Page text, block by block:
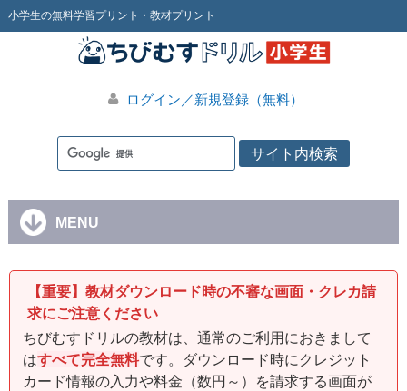
小学生の無料学習プリント・教材プリント
ログイン／新規登録（無料）
MENU
【重要】教材ダウンロード時の不審な画面・クレカ請
求にご注意ください
ちびむすドリルの教材は、通常のご利用におきまして
はすべて完全無料です。ダウンロード時にクレジット
カード情報の入力や料金（数円～）を請求する画面が